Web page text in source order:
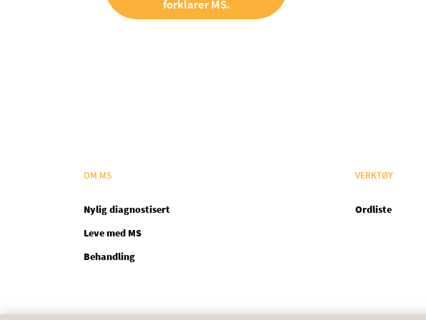
forklarer MS.
OM MS
Nylig diagnostisert
Leve med MS
Behandling
VERKTØY
Ordliste
Legal NO